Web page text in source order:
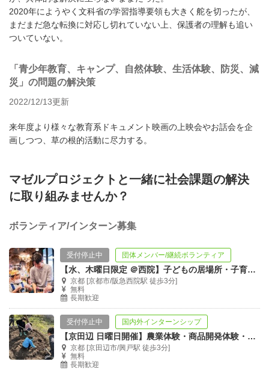
2020年にようやく文科省の学習指導要領も大きく舵を切ったが、
まだまだ急な転換に対応し切れていない上、保護者の理解も追い
ついていない。
「青少年教育、キャンプ、自然体験、生活体験、防災、減
災」の問題の解決策
2022/12/13更新
来年度より様々な教育系ドキュメント映画の上映会やお話会を企
画しつつ、草の根的活動に尽力する。
マゼルプロジェクトと一緒に社会課題の解決
に取り組みませんか？
ボランティア/インターン募集
受付停止中 団体メンバー/継続ボランティア
【水、木曜日限定 ＠西院】子どもの居場所・子育てカフェ 運営メンバー募集！
京都 [京都市/阪急西院駅 徒歩3分]
無料
長期歓迎
受付停止中 国内外インターンシップ
【京田辺 日曜日開催】農業体験・商品開発体験・販売体験！引率ボランティア♪
京都 [京田辺市/興戸駅 徒歩3分]
無料
長期歓迎